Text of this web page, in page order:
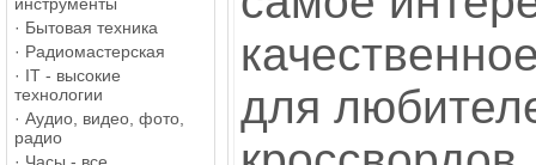
· Бытовая техника
· Радиомастерская
· IT - высокие
технологии
· Аудио, видео, фото,
радио
для